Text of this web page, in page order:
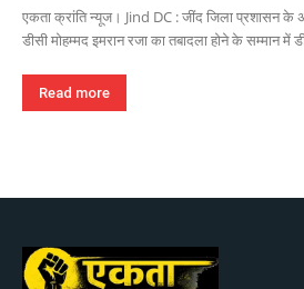
एकता क्रांति न्यूज। Jind DC : जींद जिला प्रशासन के
डीसी मोहम्मद इमरान रजा का तबादला होने के सम्मान में
Read more